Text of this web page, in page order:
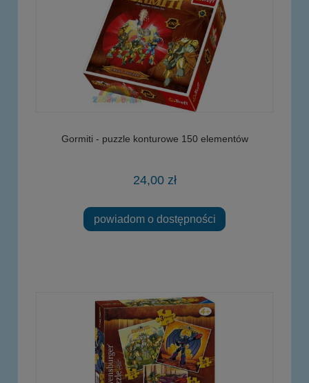
Gormiti - puzzle konturowe 150 elementów
24,00 zł
powiadom o dostępności